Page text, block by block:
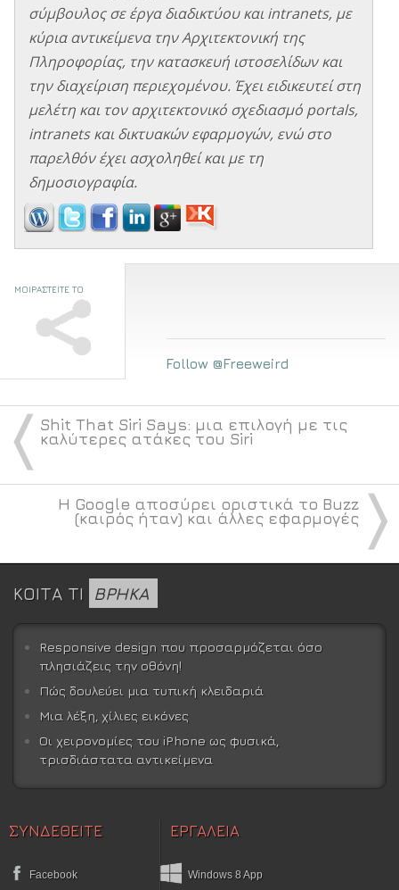
σύμβουλος σε έργα διαδικτύου και intranets, με
κύρια αντικείμενα την Αρχιτεκτονική της
Πληροφορίας, την κατασκευή ιστοσελίδων και
την διαχείριση περιεχομένου. Έχει ειδικευτεί στη
μελέτη και τον αρχιτεκτονικό σχεδιασμό portals,
intranets και δικτυακών εφαρμογών, ενώ στο
παρελθόν έχει ασχοληθεί και με τη
δημοσιογραφία.
ΜΟΙΡΑΣΤΕΙΤΕ ΤΟ
Follow @Freeweird
〈 Shit That Siri Says: μια επιλογή με τις
καλύτερες ατάκες του Siri
〉
Η Google αποσύρει οριστικά το Buzz
(καιρός ήταν) και άλλες εφαρμογές
ΚΟΙΤΑ ΤΙ ΒΡΗΚΑ
Responsive design που προσαρμόζεται όσο
πλησιάζεις την οθόνη!
Πώς δουλεύει μια τυπική κλειδαριά
Μια λέξη, χίλιες εικόνες
Οι χειρονομίες του iPhone ως φυσικά,
τρισδιάστατα αντικείμενα
ΣΥΝΔΕΘΕΙΤΕ
Facebook
ΕΡΓΑΛΕΙΑ
Windows 8 App